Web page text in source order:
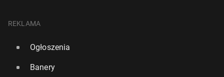
REKLAMA
Ogłoszenia
Banery